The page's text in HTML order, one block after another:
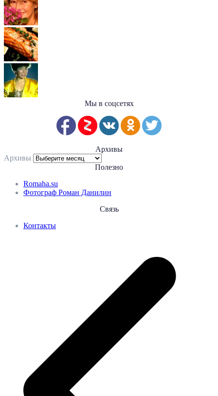
Мы в соцсетях
Архивы
Архивы
Полезно
Romaha.su
Фотограф Роман Данилин
Связь
Контакты